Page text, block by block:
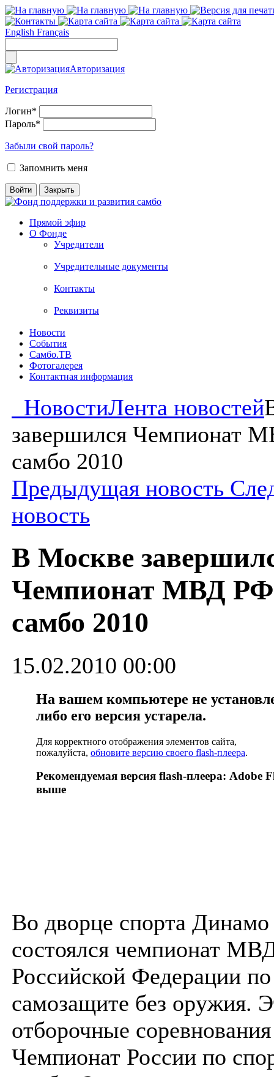
English Français
Авторизация
Регистрация
Логин*
Пароль*
Забыли свой пароль?
Запомнить меня
Прямой эфир
О Фонде
Учредители
Учредительные документы
Контакты
Реквизиты
Новости
События
Самбо.ТВ
Фотогалерея
Контактная информация
НовостиЛента новостей
завершился Чемпионат
самбо 2010
Предыдущая новость
новость
В Москве
Чемпионат МВД
самбо 2010
15.02.2010 00:00
На вашем компьютере не
либо его версия устарела.
Для корректного отображения элементов сайта,
пожалуйста, обновите версию своего flash-плеера.
Рекомендуемая версия flash-плеера: Adobe
выше
Во дворце спорта Динамо
состоялся чемпионат
Российской Федерации по
самозащите без оружия.
отборочные
Чемпионат России по